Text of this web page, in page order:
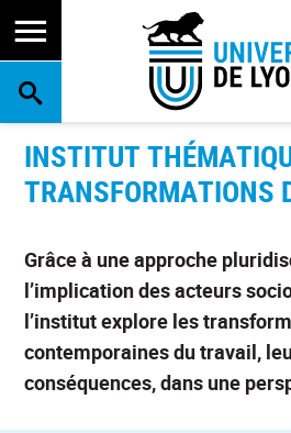
RECHERCHE
INSTITUT
TRANSFORMATIONS
Grâce à une approche
l’implication des acteurs
l’institut explore les
contemporaines du travail,
conséquences, dans une